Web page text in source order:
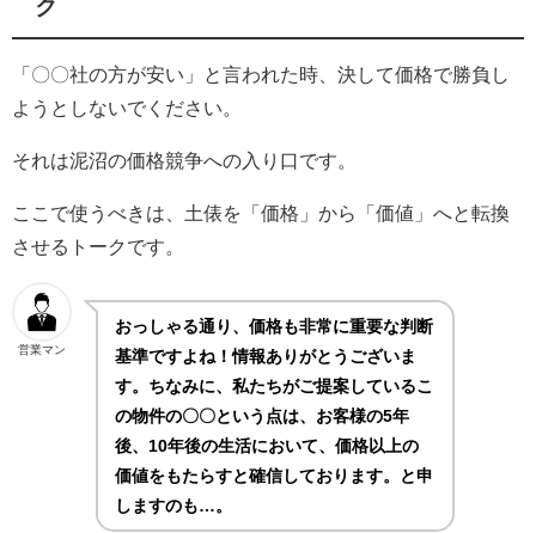
ク
「〇〇社の方が安い」と言われた時、決して価格で勝負し
ようとしないでください。
それは泥沼の価格競争への入り口です。
ここで使うべきは、土俵を「価格」から「価値」へと転換
させるトークです。
営業マン
おっしゃる通り、価格も非常に重要な判断
基準ですよね！情報ありがとうございま
す。ちなみに、私たちがご提案しているこ
の物件の〇〇という点は、お客様の5年
後、10年後の生活において、価格以上の
価値をもたらすと確信しております。と申
しますのも…。